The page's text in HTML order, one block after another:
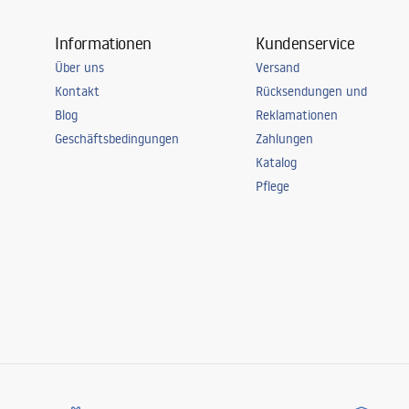
Informationen
Über uns
Kontakt
Blog
Geschäftsbedingungen
Kundenservice
Versand
Rücksendungen und
Reklamationen
Zahlungen
Katalog
Pflege